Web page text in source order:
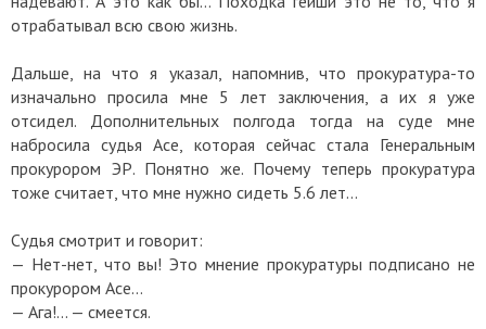
отрабатывал всю свою жизнь.
Дальше, на что я указал, напомнив, что прокуратура-то
изначально просила мне 5 лет заключения, а их я уже
отсидел. Дополнительных полгода тогда на суде мне
набросила судья Асе, которая сейчас стала Генеральным
прокурором ЭР. Понятно же. Почему теперь прокуратура
тоже считает, что мне нужно сидеть 5.6 лет…
Судья смотрит и говорит:
— Нет-нет, что вы! Это мнение прокуратуры подписано не
прокурором Асе…
— Ага!... — смеется.